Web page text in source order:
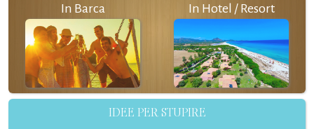
In Barca In Hotel / Resort
IDEE PER STUPIRE